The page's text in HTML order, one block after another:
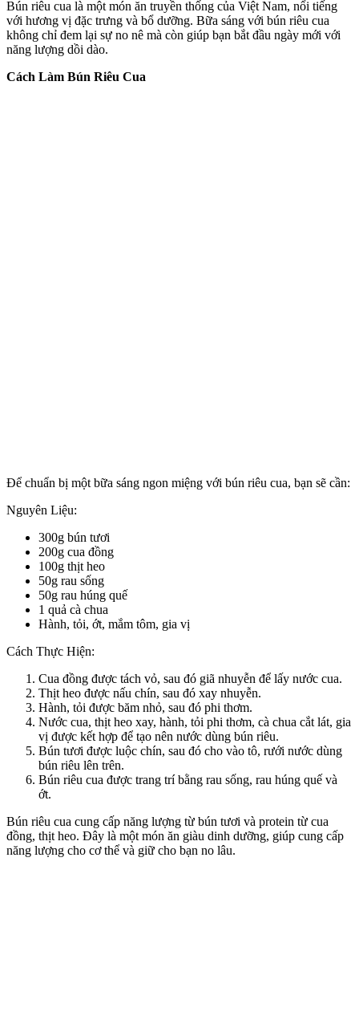
Bún riêu cua là một món ăn truyền thống của Việt Nam, nổi tiếng
với hương vị đặc trưng và bổ dưỡng. Bữa sáng với bún riêu cua
không chỉ đem lại sự no nê mà còn giúp bạn bắt đầu ngày mới với
năng lượng dồi dào.
Cách Làm Bún Riêu Cua
Để chuẩn bị một bữa sáng ngon miệng với bún riêu cua, bạn sẽ cần:
Nguyên Liệu:
300g bún tươi
200g cua đồng
100g thịt heo
50g rau sống
50g rau húng quế
1 quả cà chua
Hành, tỏi, ớt, mắm tôm, gia vị
Cách Thực Hiện:
Cua đồng được tách vỏ, sau đó giã nhuyễn để lấy nước cua.
Thịt heo được nấu chín, sau đó xay nhuyễn.
Hành, tỏi được băm nhỏ, sau đó phi thơm.
Nước cua, thịt heo xay, hành, tỏi phi thơm, cà chua cắt lát, gia
vị được kết hợp để tạo nên nước dùng bún riêu.
Bún tươi được luộc chín, sau đó cho vào tô, rưới nước dùng
bún riêu lên trên.
Bún riêu cua được trang trí bằng rau sống, rau húng quế và
ớt.
Bún riêu cua cung cấp năng lượng từ bún tươi và protein từ cua
đồng, thịt heo. Đây là một món ăn giàu dinh dưỡng, giúp cung cấp
năng lượng cho c‌ơ th‌ể và giữ cho bạn no lâu.